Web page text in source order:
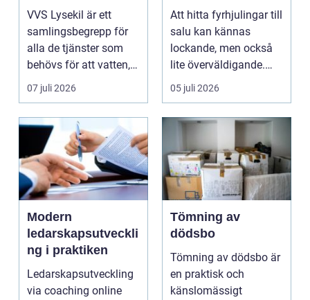
VVS Lysekil är ett
samlingsbegrepp för
alla de tjänster som
behövs för att vatten,
värme och avlopp ...
07 juli 2026
köp
Att hitta fyrhjulingar till
salu kan kännas
lockande, men också
lite överväldigande.
Utbudet är stor...
05 juli 2026
Modern
ledarskapsutveckli
ng i praktiken
Ledarskapsutveckling
via coaching online
Tömning av
dödsbo
Tömning av dödsbo är
en praktisk och
känslomässigt